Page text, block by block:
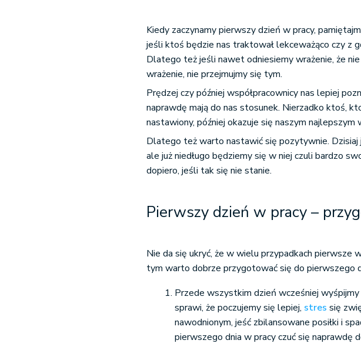
Kiedy zaczynamy pierwszy dzień w pracy,
jeśli ktoś będzie nas traktował lekceważąco czy z
Dlatego też jeśli nawet odniesiemy wrażenie, że
wrażenie, nie przejmujmy się tym.
Prędzej czy później współpracownicy nas lepiej
naprawdę mają do nas stosunek. Nierzadko ktoś,
nastawiony, później okazuje się naszym najlepszym
Dlatego też warto nastawić się pozytywnie. Dzisiaj
ale już niedługo będziemy się w niej czuli bardzo
dopiero, jeśli tak się nie stanie.
Pierwszy dzień w pracy –
Nie da się ukryć, że w wielu przypadkach pierwsze
tym warto dobrze przygotować się do pierwszego
Przede wszystkim dzień wcześniej
sprawi, że poczujemy się lepiej, stres się
nawodnionym, jeść zbilansowane posiłki i
pierwszego dnia w pracy czuć się naprawdę